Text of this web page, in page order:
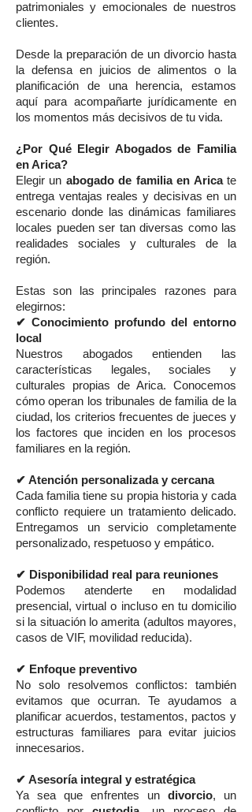
patrimoniales y emocionales de nuestros
clientes.
Desde la preparación de un divorcio hasta
la defensa en juicios de alimentos o la
planificación de una herencia, estamos
aquí para acompañarte jurídicamente en
los momentos más decisivos de tu vida.
¿Por Qué Elegir Abogados de Familia
en Arica?
Elegir un abogado de familia en Aricate
entrega ventajas reales y decisivas en un
escenario donde las dinámicas familiares
locales pueden ser tan diversas como las
realidades sociales y culturales de la
región.
Estas son las principales razones para
elegirnos:
✔ Conocimiento profundo del entorno
local
Nuestros abogados entienden las
características legales, sociales y
culturales propias de Arica. Conocemos
cómo operan los tribunales de familia de la
ciudad, los criterios frecuentes de jueces y
los factores que inciden en los procesos
familiares en la región.
✔ Atención personalizada y cercana
Cada familia tiene su propia historia y cada
conflicto requiere un tratamiento delicado.
Entregamos un servicio completamente
personalizado, respetuoso y empático.
✔ Disponibilidad real para reuniones
Podemos atenderte en modalidad
presencial, virtual o incluso en tu domicilio
si la situación lo amerita (adultos mayores,
casos de VIF, movilidad reducida).
✔ Enfoque preventivo
No solo resolvemos conflictos: también
evitamos que ocurran. Te ayudamos a
planificar acuerdos, testamentos, pactos y
estructuras familiares para evitar juicios
innecesarios.
✔ Asesoría integral y estratégica
Ya sea que enfrentes un divorcio, un